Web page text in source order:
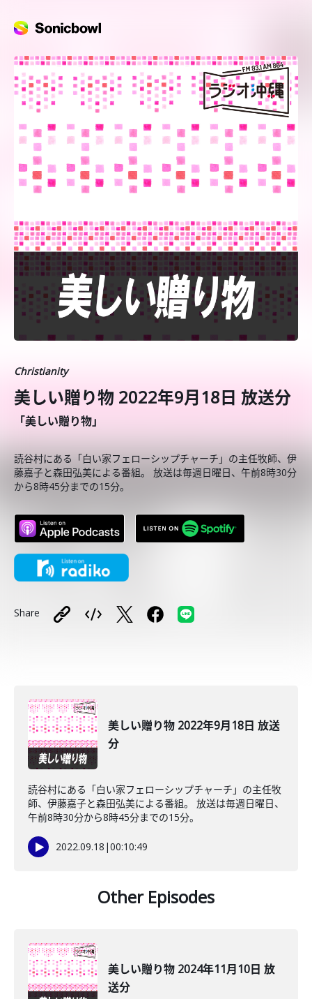
Christianity
美しい贈り物 2022年9月18日 放送分
「美しい贈り物」
読谷村にある「白い家フェローシップチャーチ」の主任牧師、伊
藤嘉子と森田弘美による番組。 放送は毎週日曜日、午前8時30分
から8時45分までの15分。
Share
美しい贈り物 2022年9月18日 放送
分
読谷村にある「白い家フェローシップチャーチ」の主任牧
師、伊藤嘉子と森田弘美による番組。 放送は毎週日曜日、
午前8時30分から8時45分までの15分。
2022.09.18 |00:10:49
Other Episodes
美しい贈り物 2024年11月10日 放
送分